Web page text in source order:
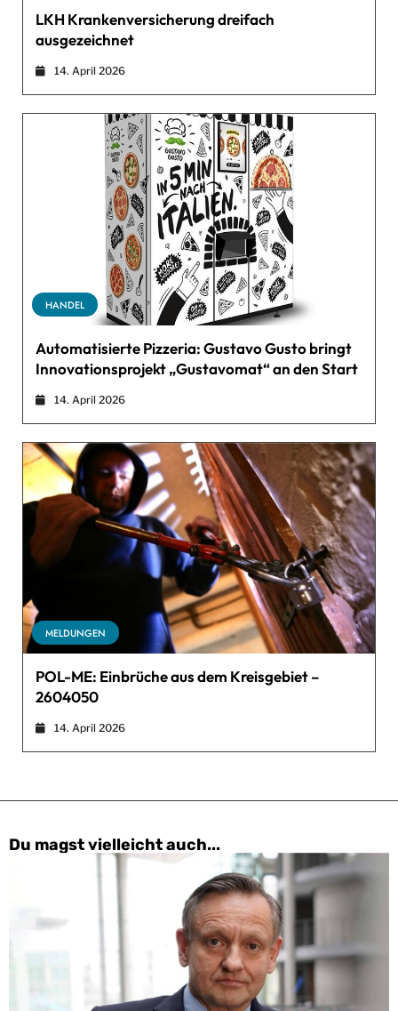
LKH Krankenversicherung dreifach
ausgezeichnet
14. April 2026
HANDEL
Automatisierte Pizzeria: Gustavo Gusto bringt
Innovationsprojekt „Gustavomat“ an den Start
14. April 2026
MELDUNGEN
POL-ME: Einbrüche aus dem Kreisgebiet –
2604050
14. April 2026
Du magst vielleicht auch...